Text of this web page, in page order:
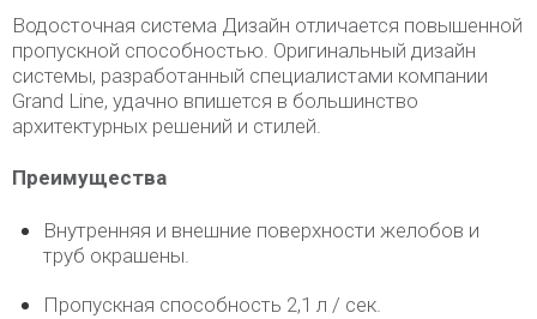
Водосточная система Дизайн отличается повышенной
пропускной способностью. Оригинальный дизайн
системы, разработанный специалистами компании
Grand Line, удачно впишется в большинство
архитектурных решений и стилей.
Преимущества
Внутренняя и внешние поверхности желобов и
труб окрашены.
Пропускная способность 2,1 л / сек.